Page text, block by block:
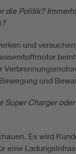
die Politik?
und
und
Super Charger
Es wird
eine